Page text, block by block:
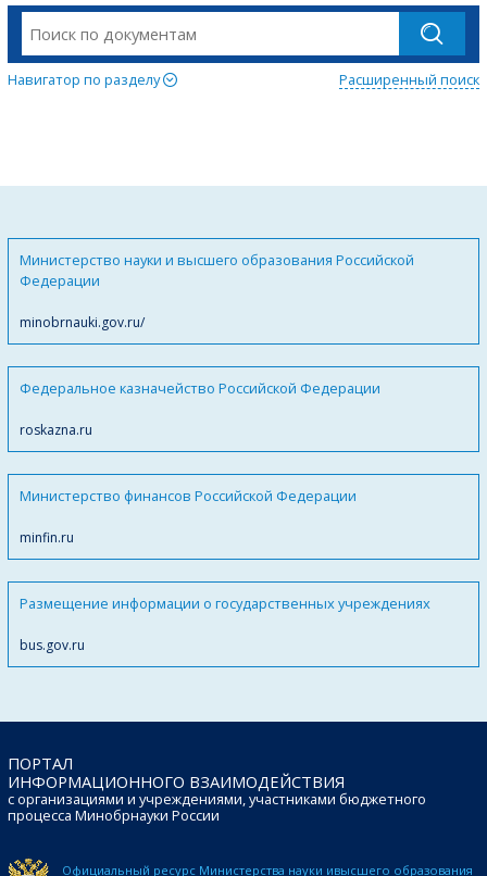
Навигатор по разделу Расширенный поиск
Министерство науки и высшего образования Российской
Федерации
minobrnauki.gov.ru/
Федеральное казначейство Российской Федерации
roskazna.ru
Министерство финансов Российской Федерации
minfin.ru
Размещение информации о государственных учреждениях
bus.gov.ru
ПОРТАЛ
ИНФОРМАЦИОННОГО ВЗАИМОДЕЙСТВИЯ
с организациями и учреждениями, участниками бюджетного
процесса Минобрнауки России
Официальный ресурс Министерства науки ивысшего образования